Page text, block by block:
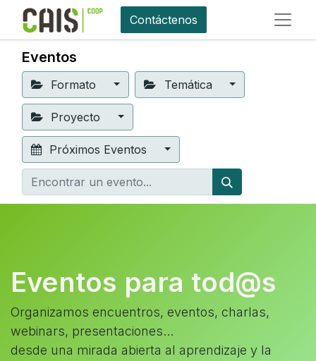
Contáctenos
Eventos
Formato Temática
Proyecto
Próximos Eventos
Eventos para tod@s
Organizamos encuentros, eventos, charlas,
webinars, presentaciones...
desde una mirada abierta al aprendizaje y la